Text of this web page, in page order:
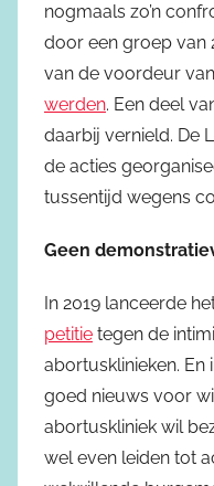
nogmaals zo’n
door een groep van
van de voordeur
werden. Een deel
daarbij vernield. De
de acties
tussentijd wegens
Geen
In 2019 lanceerde
petitie tegen de
abortusklinieken.
goed nieuws voor
abortuskliniek wil
wel even leiden tot